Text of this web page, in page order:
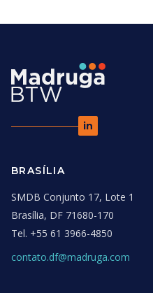
in
BRASÍLIA
SMDB Conjunto 17, Lote 1
Brasília, DF 71680-170
Tel. +55 61 3966-4850
contato.df@madruga.com